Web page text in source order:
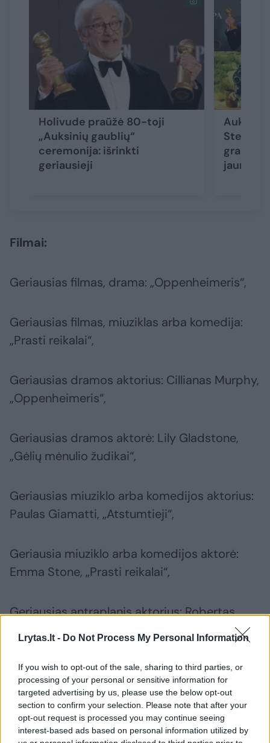
Lrytas.lt - Do Not Process My Personal Information
If you wish to opt-out of the sale, sharing to third parties, or
processing of your personal or sensitive information for
targeted advertising by us, please use the below opt-out
section to confirm your selection. Please note that after your
opt-out request is processed you may continue seeing
interest-based ads based on personal information utilized by
Holivude praūžė 80-toji
„Auksinių gaublių“
ceremonija: išrinkti
geriausieji
Auksinį
graudi
jaunystę
Filmai:
Geriausias filmas, drama: „Oppenheimeris“,
Geriausias filmas, miuziklas arba komedija:
„Prasti reikalai“,
Geriausias dramos aktorius: Cillianas Murphy,
„Oppenheimeris“,
Geriausias dramos aktorė: Lily Gladstone,
„Gėlių mėnulio žudikai“,
Geriausias miuziklo arba komedijos aktorius:
Paulas Giamatti, „Atstumtieji“,
Geriausia miuziklo arba komedijos aktorė:
Emma Stone, „Prasti reikalai“,
Geriausias antraplanis aktorius: Robertas
Geriausia antraplanė aktorė: Da‘Vine Joy
Randolph, „Atstumtieji“,
Geriausias režisierius: Christopheris Nolanas,